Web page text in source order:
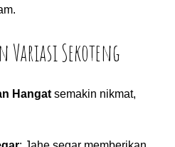
Variasi Sekoteng
Hangat semakin nikmat,